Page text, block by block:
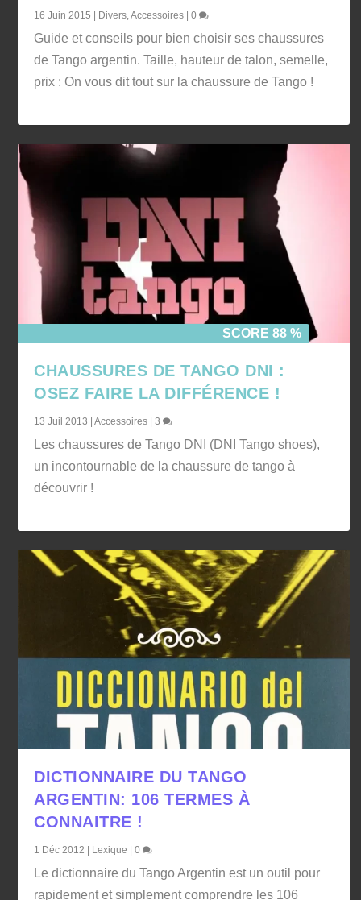
16 Juin 2015 Divers,Accessoires |0
Guide et conseils pour bien choisir ses chaussures
de Tango argentin. Taille, hauteur de talon, semelle,
prix : On vous dit tout sur la chaussure de Tango !
SCORE 88 %
CHAUSSURES DE TANGO DNI :
OSEZ FAIRE LA DIFFÉRENCE !
13 Juil 2013 |Accessoires |3
Les chaussures de Tango DNI (DNI Tango shoes),
un incontournable de la chaussure de tango à
découvrir !
DICTIONNAIRE DU TANGO
ARGENTIN: 106 TERMES À
CONNAITRE !
1 Déc 2012 | Lexique |0
Le dictionnaire du Tango Argentin est un outil pour
rapidement et simplement comprendre les 106